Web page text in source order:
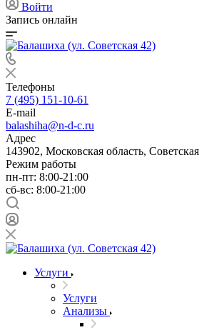
Войти
Запись онлайн
Телефоны
7 (495) 151-10-61
E-mail
balashiha@n-d-c.ru
Адрес
143902, Московская область,
Режим работы
пн-пт: 8:00-21:00
сб-вс: 8:00-21:00
Услуги
Услуги
Анализы